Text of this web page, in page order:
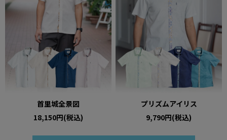
首里城全景図
18,150円(税込)
プリズムアイリス
9,790円(税込)